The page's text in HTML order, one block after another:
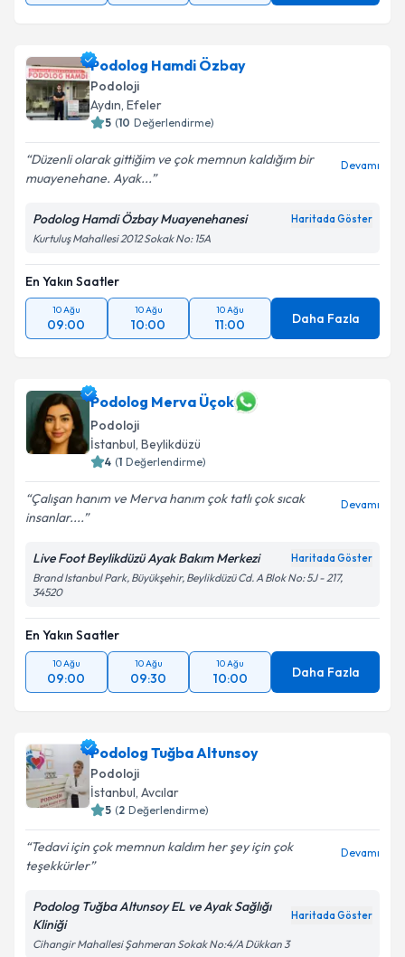
Podolog Hamdi Özbay
Podoloji
Aydın, Efeler
5 (10 Değerlendirme)
Düzenli olarak gittiğim ve çok memnun kaldığım bir
muayenehane. Ayak...
Devamı
Podolog Hamdi Özbay Muayenehanesi Haritada Göster
Kurtuluş Mahallesi 2012 Sokak No: 15A
En Yakın Saatler
10 Ağu
09:00
10 Ağu
10:00
10 Ağu
11:00 Daha Fazla
Podolog Merva Üçok
Podoloji
İstanbul, Beylikdüzü
4 (1 Değerlendirme)
Çalışan hanım ve Merva hanım çok tatlı çok sıcak
insanlar....
Devamı
Live Foot Beylikdüzü Ayak Bakım Merkezi Haritada Göster
Brand Istanbul Park, Büyükşehir, Beylikdüzü Cd. A Blok No: 5J - 217,
34520
En Yakın Saatler
10 Ağu
09:00
10 Ağu
09:30
10 Ağu
10:00 Daha Fazla
Podolog Tuğba Altunsoy
Podoloji
İstanbul, Avcılar
5 (2 Değerlendirme)
Tedavi için çok memnun kaldım her şey için çok
teşekkürler
Devamı
Podolog Tuğba Altunsoy EL ve Ayak Sağlığı
Kliniği
Haritada Göster
Cihangir Mahallesi Şahmeran Sokak No:4/A Dükkan 3